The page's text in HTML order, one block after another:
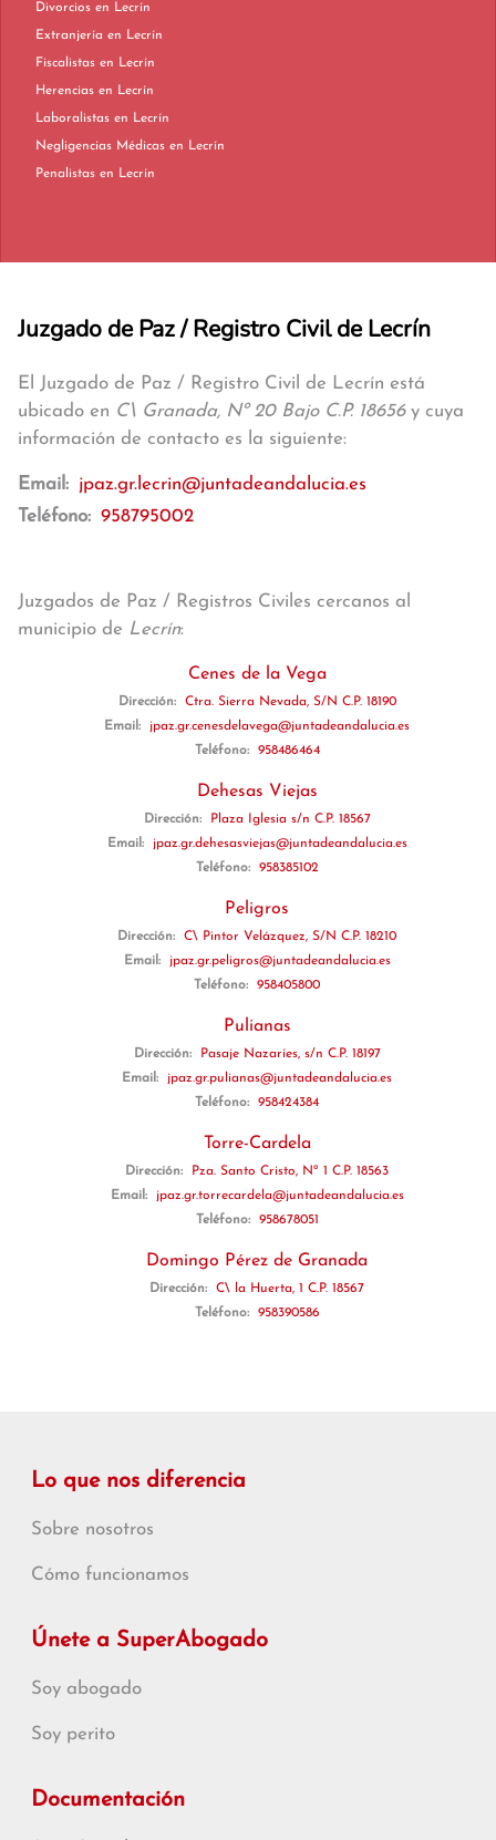
Divorcios en Lecrín
Extranjería en Lecrín
Fiscalistas en Lecrín
Herencias en Lecrín
Laboralistas en Lecrín
Negligencias Médicas en Lecrín
Penalistas en Lecrín
Juzgado de Paz / Registro Civil de Lecrín
El Juzgado de Paz / Registro Civil de Lecrín está
ubicado en C\ Granada, Nº 20 Bajo C.P. 18656y cuya
información de contacto es la siguiente:
Email: jpaz.gr.lecrin@juntadeandalucia.es
Teléfono: 958795002
Juzgados de Paz / Registros Civiles cercanos al
municipio de Lecrín:
Cenes de la Vega
Dirección:
Ctra. Sierra Nevada, S/N C.P. 18190
Email:
jpaz.gr.cenesdelavega@juntadeandalucia.es
Teléfono:
958486464
Dehesas Viejas
Dirección:
Plaza Iglesia s/n C.P. 18567
Email:
jpaz.gr.dehesasviejas@juntadeandalucia.es
Teléfono:
958385102
Peligros
Dirección:
C\ Pintor Velázquez, S/N C.P. 18210
Email:
jpaz.gr.peligros@juntadeandalucia.es
Teléfono:
958405800
Pulianas
Dirección:
Pasaje Nazaríes, s/n C.P. 18197
Email:
jpaz.gr.pulianas@juntadeandalucia.es
Teléfono:
958424384
Torre-Cardela
Dirección:
Pza. Santo Cristo, Nº 1 C.P. 18563
Email:
jpaz.gr.torrecardela@juntadeandalucia.es
Teléfono:
958678051
Domingo Pérez de Granada
Dirección:
C\ la Huerta, 1 C.P. 18567
Teléfono:
958390586
Lo que nos diferencia
Sobre nosotros
Cómo funcionamos
Únete a SuperAbogado
Soy abogado
Soy perito
Documentación